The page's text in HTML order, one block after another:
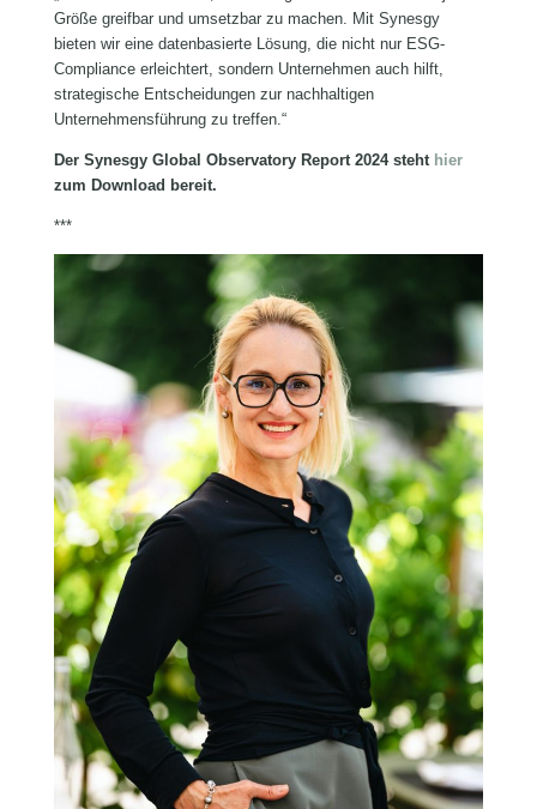
Größe greifbar und umsetzbar zu machen. Mit Synesgy
bieten wir eine datenbasierte Lösung, die nicht nur ESG-
Compliance erleichtert, sondern Unternehmen auch hilft,
strategische Entscheidungen zur nachhaltigen
Unternehmensführung zu treffen.“
Der Synesgy Global Observatory Report 2024 steht hier
zum Download bereit.
***